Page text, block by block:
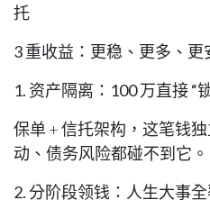
托
3 重收益 ：更稳、更多、更
1. 资产隔离：100 万直接 “
保单 + 信托架构，这笔钱
动、债务风险都碰不到它。
2. 分阶段领钱：人生大事